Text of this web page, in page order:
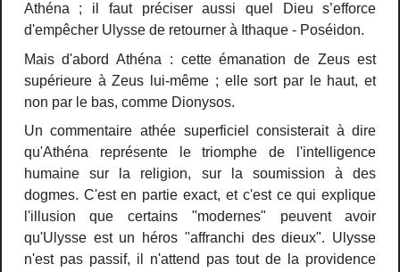
Athéna ; il faut préciser aussi quel Dieu s’efforce
d'empêcher Ulysse de retourner à Ithaque - Poséidon.
Mais d'abord Athéna : cette émanation de Zeus est
supérieure à Zeus lui-même ; elle sort par le haut, et
non par le bas, comme Dionysos.
Un commentaire athée superficiel consisterait à dire
qu'Athéna représente le triomphe de l'intelligence
humaine sur la religion, sur la soumission à des
dogmes. C'est en partie exact, et c'est ce qui explique
l'illusion que certains "modernes" peuvent avoir
qu'Ulysse est un héros "affranchi des dieux". Ulysse
n'est pas passif, il n'attend pas tout de la providence